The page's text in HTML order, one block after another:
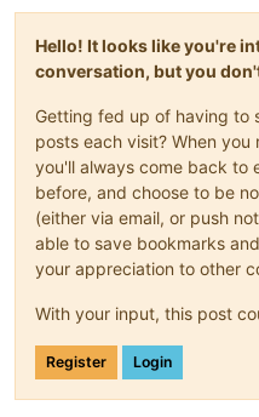
Hello! It looks like you're
conversation, but you
Getting fed up of having to
posts each visit? When
you'll always come back to
before, and choose to be
(either via email, or push
able to save bookmarks
your appreciation to other
With your input, this post
Register Login